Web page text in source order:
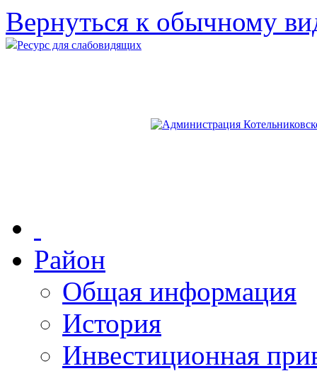
Вернуться к обычному
Ресурс для слабовидящих
Район
Общая информация
История
Инвестиционная